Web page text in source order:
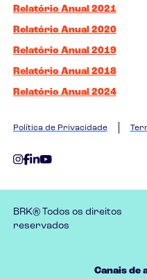
Relatório Anual 2021
Relatório Anual 2020
Relatório Anual 2019
Relatório Anual 2018
Relatório Anual 2024
Política de Privacidade
BRK® Todos os direitos
reservados
Canais de